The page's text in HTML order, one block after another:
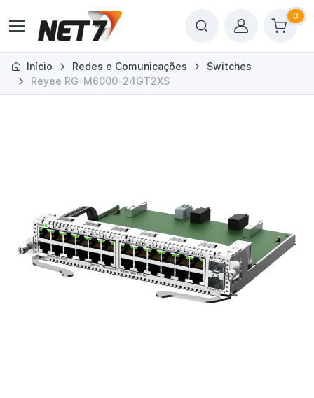
0
Início Redes e Comunicações
Switches
Reyee RG-M6000-24GT2XS